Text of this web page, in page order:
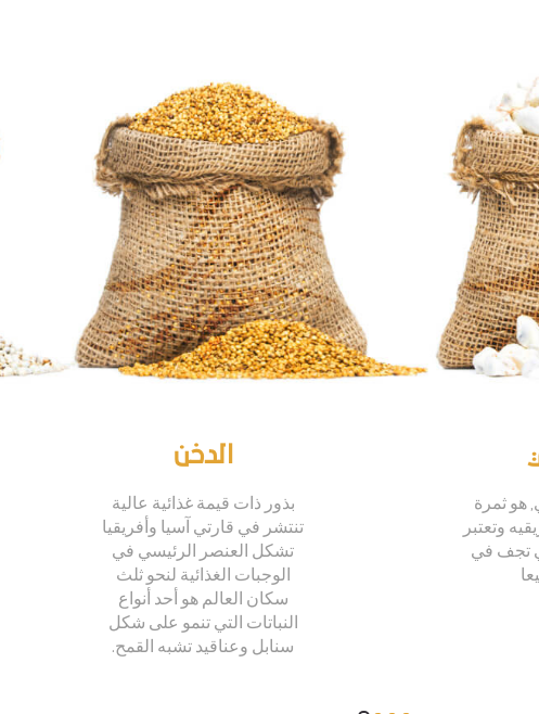
الدخن
بذور ذات قيمة غذائية عالية
تنتشر في قارتي آسيا وأفريقيا
تشكل العنصر الرئيسي في
الوجبات الغذائية لنحو ثلث
سكان العالم هو أحد أنواع
النباتات التي تنمو على شكل
سنابل وعناقيد تشبه القمح.
هو ثمرة
وتعتبر
تجف في